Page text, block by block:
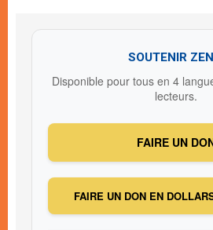
SOUTENIR
Disponible pour tous en 4
lecteurs.
FAIRE UN
FAIRE UN DON EN